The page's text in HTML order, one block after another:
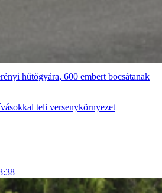
hűtőgyára, 600 embert bocsátanak
teli versenykörnyezet